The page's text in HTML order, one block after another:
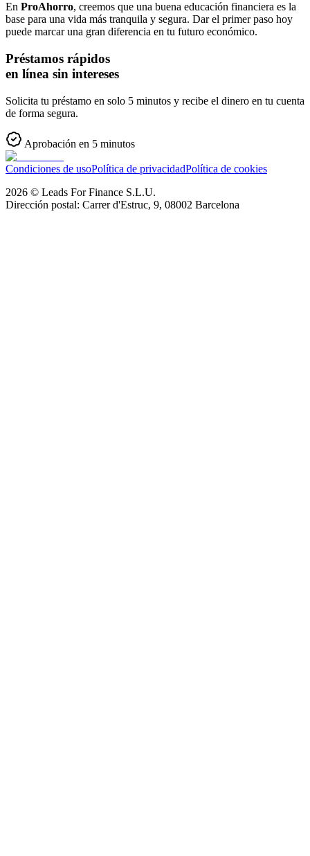
En ProAhorro, creemos que una buena educación financiera es la
base para una vida más tranquila y segura. Dar el primer paso hoy
puede marcar una gran diferencia en tu futuro económico.
Préstamos rápidos
en línea sin intereses
Solicita tu préstamo en solo 5 minutos y recibe el dinero en tu cuenta
de forma segura.
Aprobación en 5 minutos
Condiciones de usoPolítica de privacidadPolítica de cookies
2026 © Leads For Finance S.L.U.
Dirección postal: Carrer d'Estruc, 9, 08002 Barcelona